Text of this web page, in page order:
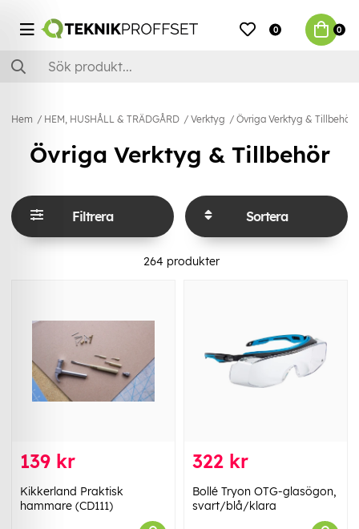
0 0
Hem HEM, HUSHÅLL & TRÄDGÅRD Verktyg Övriga Verktyg & Tillbehör
Övriga Verktyg & Tillbehör
Filtrera Sortera
264 produkter
139 kr
Kikkerland Praktisk
hammare (CD111)
322 kr
Bollé Tryon OTG-glasögon,
svart/blå/klara